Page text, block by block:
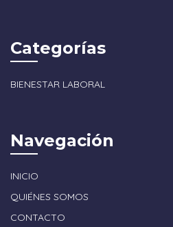
Categorías
BIENESTAR LABORAL
Navegación
INICIO
QUIÉNES SOMOS
CONTACTO